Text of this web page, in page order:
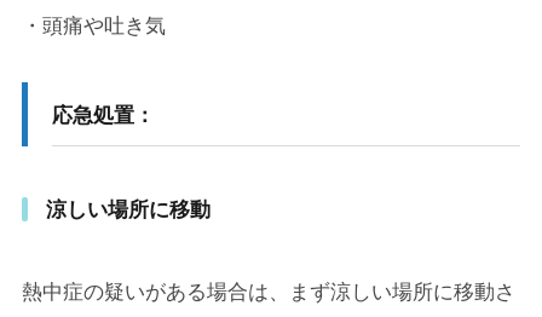
・頭痛や吐き気
応急処置：
涼しい場所に移動
熱中症の疑いがある場合は、まず涼しい場所に移動さ